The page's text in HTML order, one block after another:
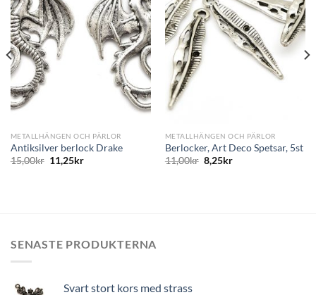
Lägg
till i
önskelistan
METALLHÄNGEN OCH PÄRLOR
Antiksilver berlock Drake
15,00kr 11,25kr
Lägg
till i
önskelistan
METALLHÄNGEN OCH PÄRLOR
Berlocker, Art Deco Spetsar, 5st
11,00kr 8,25kr
SENASTE PRODUKTERNA
Svart stort kors med strass